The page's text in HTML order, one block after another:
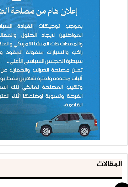
المقالات